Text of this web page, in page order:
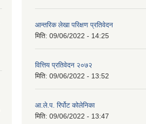
आन्तरिक लेखा परिक्षण प्रतिवेदन
मिति: 09/06/2022 - 14:25
वित्तिय प्रतिवेदन २०७२
मिति: 09/06/2022 - 13:52
आ.ले.प. रिर्पोट कोलेनिका
मिति: 09/06/2022 - 13:47